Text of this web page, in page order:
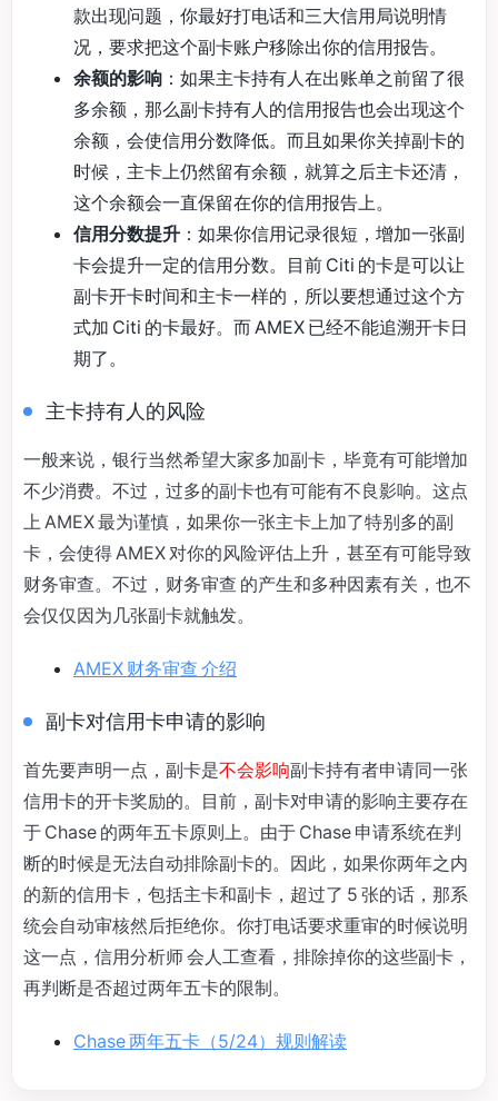
款出现问题，你最好打电话和三大信用局说明情
况，要求把这个副卡账户移除出你的信用报告。
余额的影响 ：如果主卡持有人在出账单之前留了很
多余额，那么副卡持有人的信用报告也会出现这个
余额，会使信用分数降低。而且如果你关掉副卡的
时候，主卡上仍然留有余额，就算之后主卡还清，
这个余额会一直保留在你的信用报告上。
信用分数提升 ：如果你信用记录很短，增加一张副
卡会提升一定的信用分数。目前 Citi 的卡是可以让
副卡开卡时间和主卡一样的，所以要想通过这个方
式加 Citi 的卡最好。而 AMEX 已经不能追溯开卡日
期了。
主卡持有人的风险
一般来说，银行当然希望大家多加副卡，毕竟有可能增加
不少消费。不过，过多的副卡也有可能有不良影响。这点
上 AMEX 最为谨慎，如果你一张主卡上加了特别多的副
卡，会使得 AMEX 对你的风险评估上升，甚至有可能导致
财务审查。不过，财务审查 的产生和多种因素有关，也不
会仅仅因为几张副卡就触发。
AMEX 财务审查 介绍
副卡对信用卡申请的影响
首先要声明一点，副卡是不会影响副卡持有者申请同一张
信用卡的开卡奖励的。目前，副卡对申请的影响主要存在
于 Chase 的两年五卡原则上。由于 Chase 申请系统在判
断的时候是无法自动排除副卡的。因此，如果你两年之内
的新的信用卡，包括主卡和副卡，超过了 5 张的话，那系
统会自动审核然后拒绝你。你打电话要求重审的时候说明
这一点，信用分析师 会人工查看，排除掉你的这些副卡，
再判断是否超过两年五卡的限制。
Chase 两年五卡（5/24）规则解读